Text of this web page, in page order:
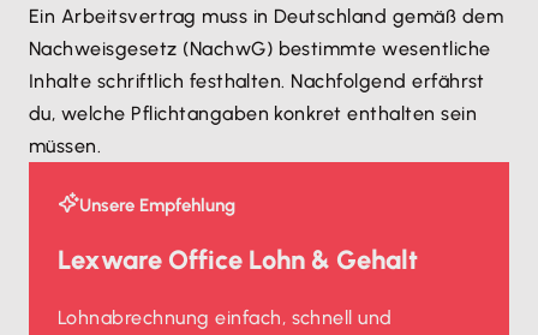
Ein Arbeitsvertrag muss in Deutschland gemäß dem
Nachweisgesetz (NachwG) bestimmte wesentliche
Inhalte schriftlich festhalten. Nachfolgend erfährst
du, welche Pflichtangaben konkret enthalten sein
müssen.
Unsere Empfehlung
Lexware Office Lohn & Gehalt
Lohnabrechnung einfach, schnell und